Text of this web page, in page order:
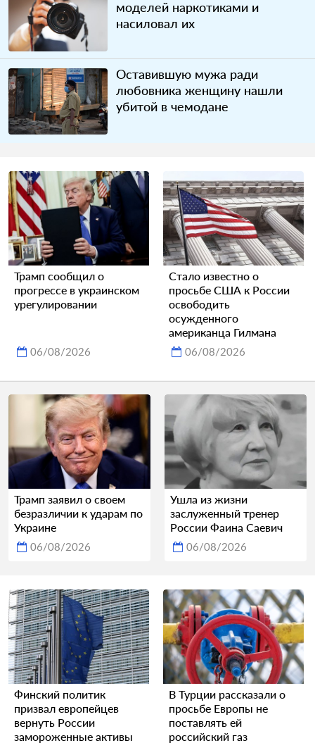
моделей наркотиками и
насиловал их
Оставившую мужа ради
любовника женщину нашли
убитой в чемодане
Трамп сообщил о
прогрессе в украинском
урегулировании
06/08/2026
Стало известно о
просьбе США к России
освободить
осужденного
американца Гилмана
06/08/2026
Трамп заявил о своем
безразличии к ударам по
Украине
06/08/2026
Ушла из жизни
заслуженный тренер
России Фаина Саевич
06/08/2026
Финский политик
призвал европейцев
вернуть России
замороженные активы
В Турции рассказали о
просьбе Европы не
поставлять ей
российский газ